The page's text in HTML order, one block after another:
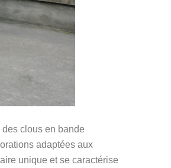
clous en bande
adaptées aux
unique et se caractérise